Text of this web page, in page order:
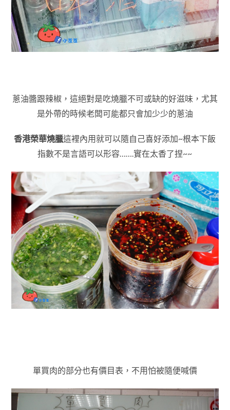
蔥油醬跟辣椒，這絕對是吃燒臘不可或缺的好滋味，尤其
是外帶的時候老闆可能都只會加少少的蔥油
香港榮華燒臘這裡內用就可以隨自己喜好添加~根本下飯
指數不是言語可以形容…….實在太香了捏~~
單買肉的部分也有價目表，不用怕被隨便喊價